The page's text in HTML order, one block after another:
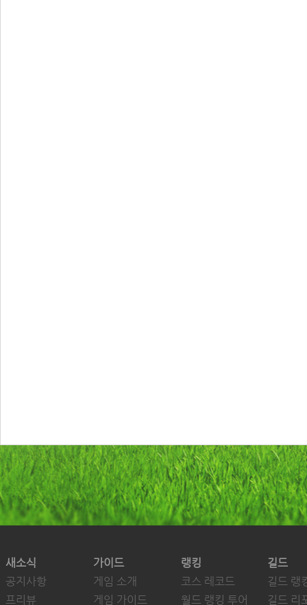
새소식
공지사항
프리뷰
가이드
게임 소개
게임 가이드
랭킹
코스 레코드
월드 랭킹 투어
길드
길드 랭
길드 리